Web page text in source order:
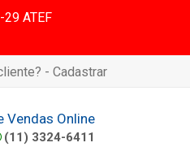
ATEF
- Cadastrar
Vendas Online
(11) 3324-6411